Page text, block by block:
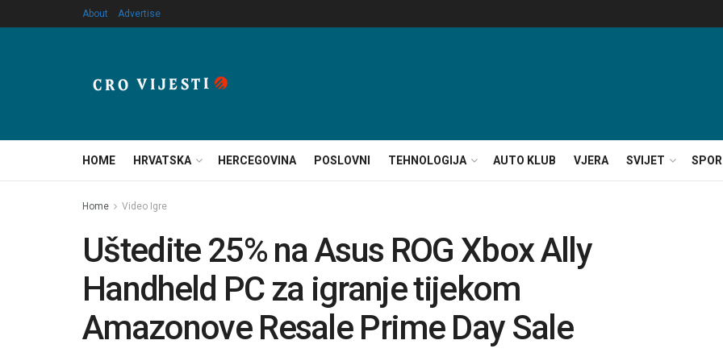
About Advertise
HOME HRVATSKA HERCEGOVINA POSLOVNI TEHNOLOGIJA AUTO KLUB VJERA SVIJET
Home Video Igre
Uštedite 25% na Asus ROG Xbox Ally
Handheld PC za igranje tijekom
Amazonove Resale Prime Day Sale